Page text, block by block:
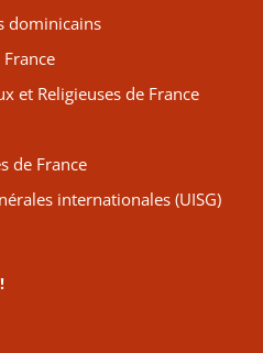
dominicains
et Religieuses de France
de France
internationales (UISG)